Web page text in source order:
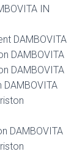
IN
DAMBOVITA
DAMBOVITA
DAMBOVITA
DAMBOVITA